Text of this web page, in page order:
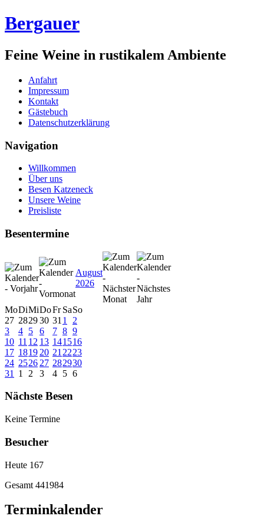
Bergauer
Feine Weine in rustikalem Ambiente
Anfahrt
Impressum
Kontakt
Gästebuch
Datenschutzerklärung
Navigation
Willkommen
Über uns
Besen Katzeneck
Unsere Weine
Preisliste
Besentermine
August
2026
MoDiMiDoFr SaSo
27 282930 31 1
2
3
4 5 6 7 8 9
10 11 12 13 141516
17 1819 20 21 2223
24 2526 27 282930
31
1 2 3 4 5 6
Nächste Besen
Keine Termine
Besucher
Heute 167
Gesamt 441984
Terminkalender